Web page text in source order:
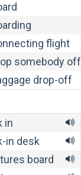
flight
somebody off
drop-off
in
in desk
board